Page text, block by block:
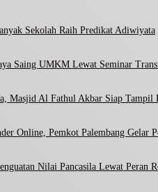
Sekolah Raih Predikat Adiwiyata
Saing UMKM Lewat Seminar
Masjid Al Fathul Akbar Siap Tampil
Online, Pemkot Palembang Gelar
Nilai Pancasila Lewat Peran